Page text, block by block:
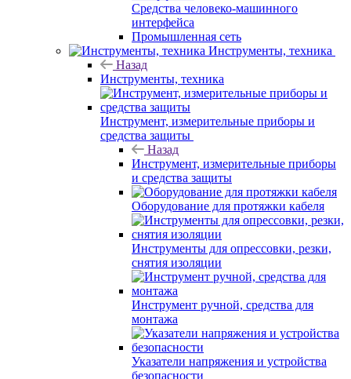
Средства человеко-машинного
интерфейса
Промышленная сеть
Инструменты, техника
Назад
Инструменты, техника
Инструмент, измерительные приборы и
средства защиты
Назад
Инструмент, измерительные приборы
и средства защиты
Оборудование для протяжки кабеля
Инструменты для опрессовки, резки,
снятия изоляции
Инструмент ручной, средства для
монтажа
Указатели напряжения и устройства
безопасности